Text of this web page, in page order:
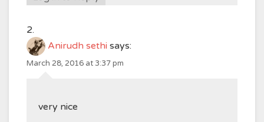
Anirudh sethi says:
March 28, 2016 at 3:37 pm
very nice